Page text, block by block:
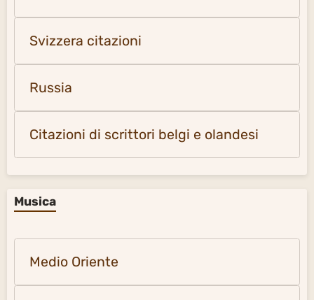
Svizzera citazioni
Russia
Citazioni di scrittori belgi e olandesi
Musica
Medio Oriente